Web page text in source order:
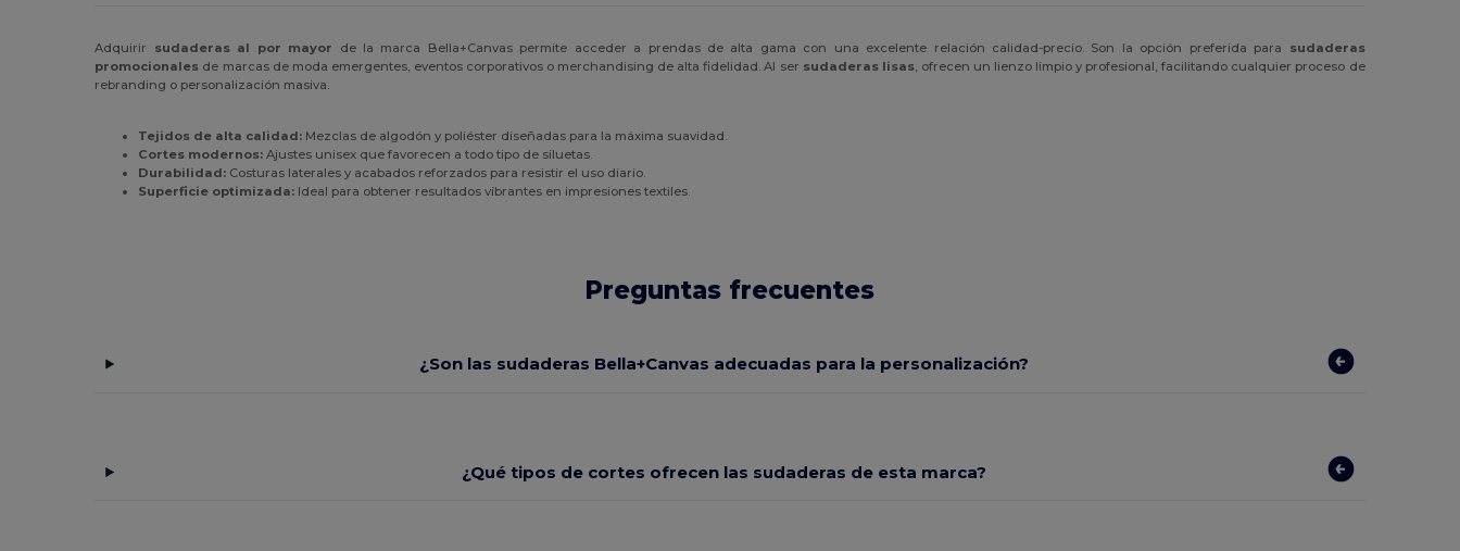
Mantis (8)
Mustaghata (1)
Napapijri (5)
Neoblu (6)
Adquirir sudaderas al por mayor de la marca Bella+Canvas permite acceder a prendas de alta gama con una excelente relación calidad-precio. Son la opción preferida para
sudaderas
promocionales de marcas de moda emergentes, eventos corporativos o merchandising de alta fidelidad. Al ser sudaderas lisas, ofrecen un lienzo limpio y profesional, facilitando cualquier proceso de
rebranding o personalización masiva.
Tejidos de alta calidad: Mezclas de algodón y poliéster diseñadas para la máxima suavidad.
Cortes modernos: Ajustes unisex que favorecen a todo tipo de siluetas.
Durabilidad: Costuras laterales y acabados reforzados para resistir el uso diario.
Superficie optimizada: Ideal para obtener resultados vibrantes en impresiones textiles.
Preguntas frecuentes
¿Son las sudaderas Bella+Canvas adecuadas para la personalización?
¿Qué tipos de cortes ofrecen las sudaderas de esta marca?